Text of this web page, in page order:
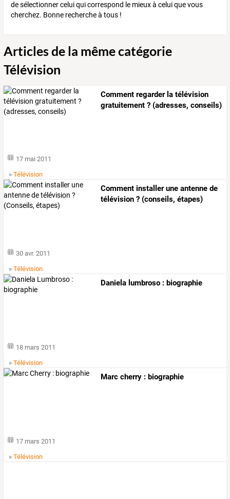
de sélectionner celui qui correspond le mieux à celui que vous
cherchez. Bonne recherche à tous !
Articles de la même catégorie
Télévision
Comment regarder la télévision
gratuitement ? (adresses, conseils)
17 mai 2011
»Télévision
Comment installer une antenne de
télévision ? (conseils, étapes)
30 avr. 2011
»Télévision
Daniela lumbroso : biographie
18 mars 2011
»Télévision
Marc cherry : biographie
17 mars 2011
»Télévision